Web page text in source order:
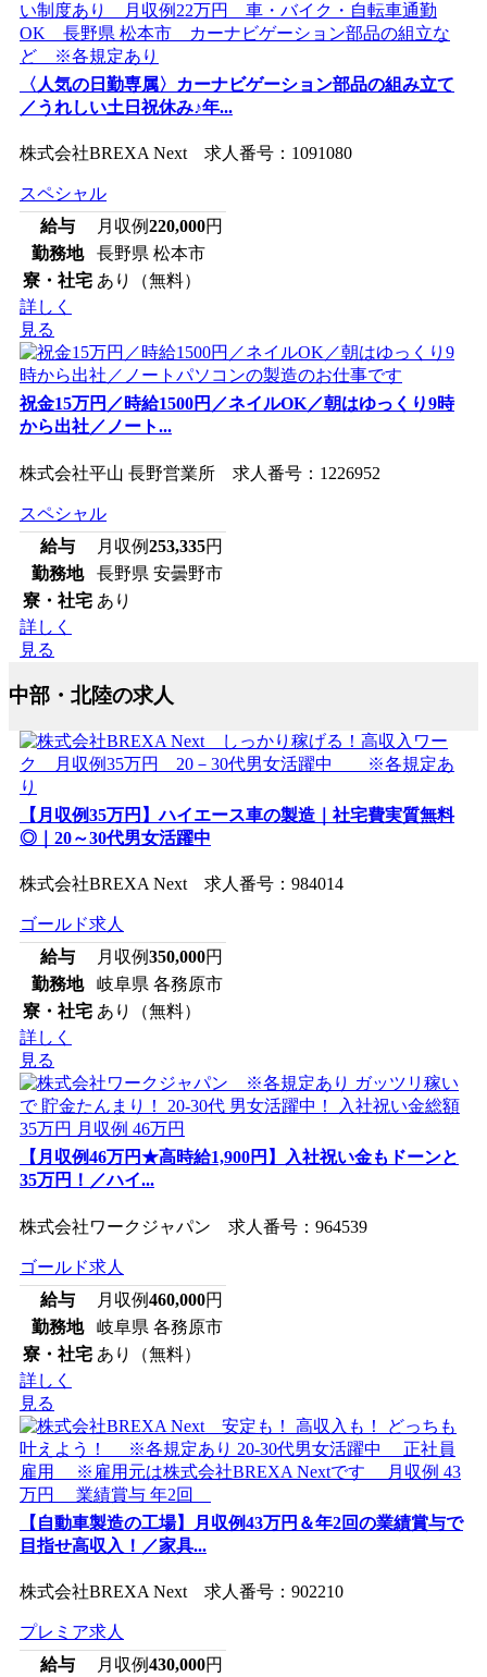
〈人気の日勤専属〉カーナビゲーション部品の組み立て
／うれしい土日祝休み♪年...
株式会社BREXA Next 求人番号：1091080
スペシャル
給与
月収例220,000円
勤務地
長野県 松本市
寮・社宅 あり（無料）
詳しく
見る
祝金15万円／時給1500円／ネイルOK／朝はゆっくり9時
から出社／ノート...
株式会社平山 長野営業所 求人番号：1226952
スペシャル
給与
月収例253,335円
勤務地
長野県 安曇野市
寮・社宅 あり
詳しく
見る
中部・北陸の求人
【月収例35万円】ハイエース車の製造｜社宅費実質無料
◎｜20～30代男女活躍中
株式会社BREXA Next 求人番号：984014
ゴールド求人
給与
月収例350,000円
勤務地
岐阜県 各務原市
寮・社宅 あり（無料）
詳しく
見る
【月収例46万円★高時給1,900円】入社祝い金もドーンと
35万円！／ハイ...
株式会社ワークジャパン 求人番号：964539
ゴールド求人
給与
月収例460,000円
勤務地
岐阜県 各務原市
寮・社宅 あり（無料）
詳しく
見る
【自動車製造の工場】月収例43万円＆年2回の業績賞与で
目指せ高収入！／家具...
株式会社BREXA Next 求人番号：902210
プレミア求人
給与
月収例430,000円